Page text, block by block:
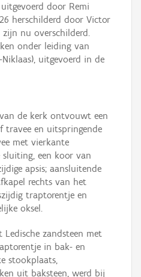
door Remi
herschilderd door Victor
zijn nu overschilderd.
onder leiding van
uitgevoerd in de
de kerk ontvouwt een
travee en uitspringende
met vierkante
sluiting, een koor van
apsis; aansluitende
rechts van het
traptorentje en
oksel.
zandsteen met
in bak- en
stookplaats,
uit baksteen, werd bij